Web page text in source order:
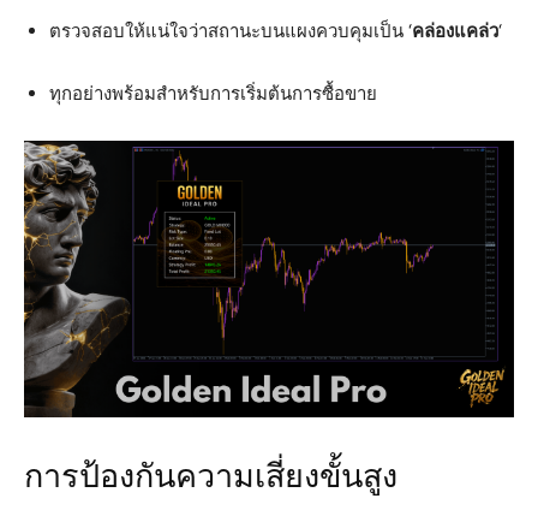
ตรวจสอบให้แน่ใจว่าสถานะบนแผงควบคุมเป็น ‘คล่องแคล่ว‘
ทุกอย่างพร้อมสำหรับการเริ่มต้นการซื้อขาย
การป้องกันความเสี่ยงขั้นสูง